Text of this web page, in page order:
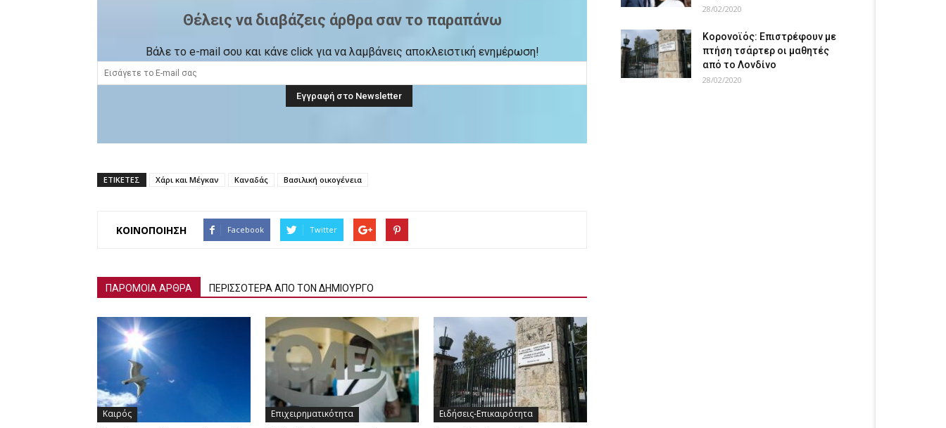
Θέλεις να διαβάζεις άρθρα σαν το παραπάνω
Βάλε το e-mail σου και κάνε click για να λαμβάνεις αποκλειστική ενημέρωση!
ΕΤΙΚΕΤΕΣ Χάρι και Μέγκαν Καναδάς Βασιλική οικογένεια
ΚΟΙΝΟΠΟΙΗΣΗ Facebook Twitter
ΠΑΡΟΜΟΙΑ ΑΡΘΡΑ ΠΕΡΙΣΣΟΤΕΡΑ ΑΠΟ ΤΟΝ ΔΗΜΙΟΥΡΓΟ
Καιρός Επιχειρηματικότητα Ειδήσεις-Επικαιρότητα
28/02/2020
Κορονοϊός: Επιστρέφουν με
πτήση τσάρτερ οι μαθητές
από το Λονδίνο
28/02/2020